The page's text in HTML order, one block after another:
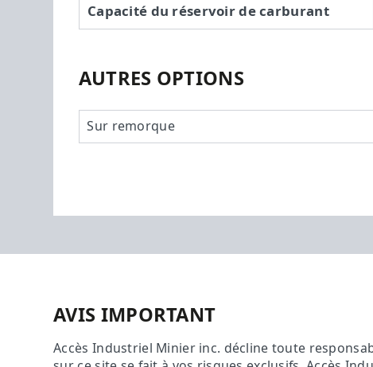
Capacité du réservoir de carburant
AUTRES OPTIONS
Sur remorque
AVIS IMPORTANT
Accès Industriel Minier inc. décline toute